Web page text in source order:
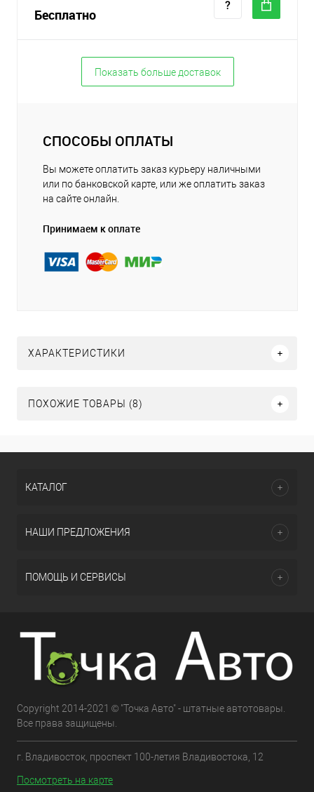
Бесплатно
Показать больше доставок
СПОСОБЫ ОПЛАТЫ
Вы можете оплатить заказ курьеру наличными
или по банковской карте, или же оплатить заказ
на сайте онлайн.
Принимаем к оплате
ХАРАКТЕРИСТИКИ
ПОХОЖИЕ ТОВАРЫ (8)
КАТАЛОГ
НАШИ ПРЕДЛОЖЕНИЯ
ПОМОЩЬ И СЕРВИСЫ
Copyright 2014-2021 © "Точка Авто" - штатные автотовары.
Все права защищены.
г. Владивосток, проспект 100-летия Владивостока, 12
Посмотреть на карте